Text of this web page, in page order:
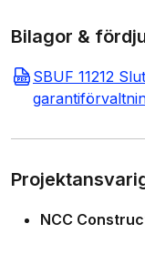
Bilagor &
SBUF 11212
NCC